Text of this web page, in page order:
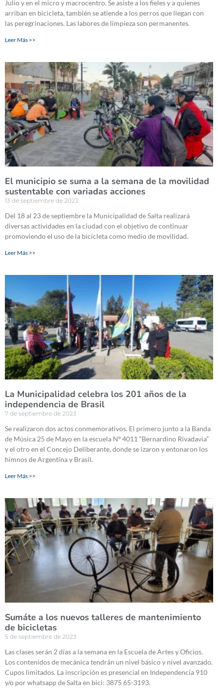
Julio y en el micro y macrocentro. Se asiste a los fieles y a quienes
arriban en bicicleta, también se atiende a los perros que llegan con
las peregrinaciones. Las labores de limpieza son permanentes.
Leer Más >>
El municipio se suma a la semana de la movilidad
sustentable con variadas acciones
13 de septiembre de 2023
Del 18 al 23 de septiembre la Municipalidad de Salta realizará
diversas actividades en la ciudad con el objetivo de continuar
promoviendo el uso de la bicicleta como medio de movilidad.
Leer Más >>
La Municipalidad celebra los 201 años de la
independencia de Brasil
7 de septiembre de 2023
Se realizaron dos actos conmemorativos. El primero junto a la Banda
de Música 25 de Mayo en la escuela Nº 4011 “Bernardino Rivadavia”
y el otro en el Concejo Deliberante, donde se izaron y entonaron los
himnos de Argentina y Brasil.
Leer Más >>
Sumáte a los nuevos talleres de mantenimiento
de bicicletas
5 de septiembre de 2023
Las clases serán 2 días a la semana en la Escuela de Artes y Oficios.
Los contenidos de mecánica tendrán un nivel básico y nivel avanzado.
Cupos limitados. La inscripción es presencial en Independencia 910
y/o por whatsapp de Salta en bici: 3875 65-3193.